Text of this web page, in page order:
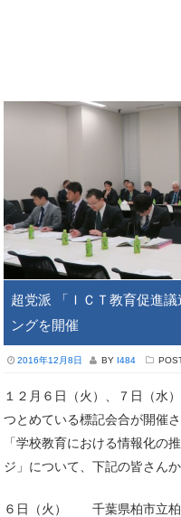
超党派 「ＩＣＴ教育促進
ングを開催
2016年12月8日 BY I484
１２月６日（火）、７日（水
つとめている標記会合が開催
「学校教育における情報化の
ジ」について、下記の皆さん
６日（火） 千葉県柏市立柏